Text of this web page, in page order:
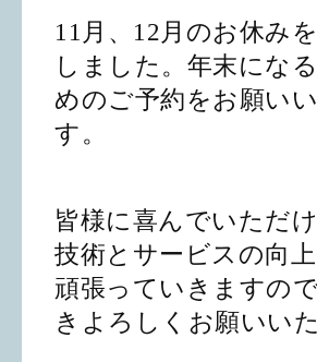
11月、12月のお休み
しました。年末にな
めのご予約をお願い
す。
皆様に喜んでいただけ
技術とサービスの向
頑張っていきますの
きよろしくお願いい